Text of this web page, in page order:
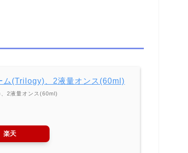
ム(Trilogy)、2液量オンス(60ml)
2液量オンス(60ml)
楽天